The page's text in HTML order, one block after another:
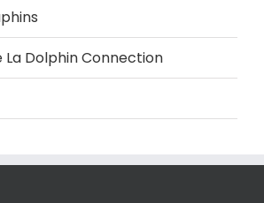
Dolphin Connection